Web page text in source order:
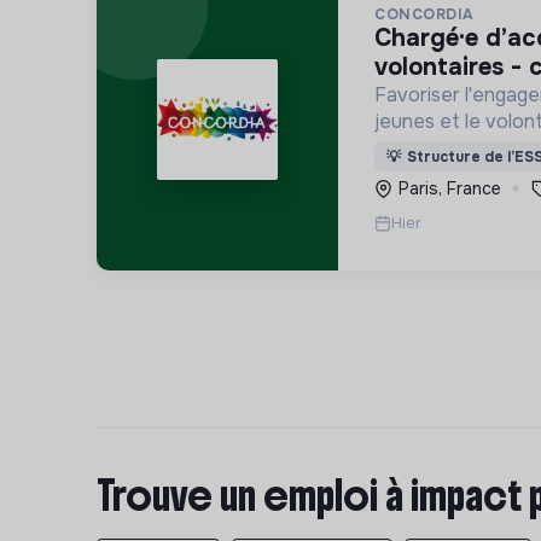
CONCORDIA
chargé·e d’accompagnement des
volontaires -
Favoriser
jeunes et le
internationaux,
Service Civique).
💡 Structure de
Paris, France
Hier
Trouve un emploi à